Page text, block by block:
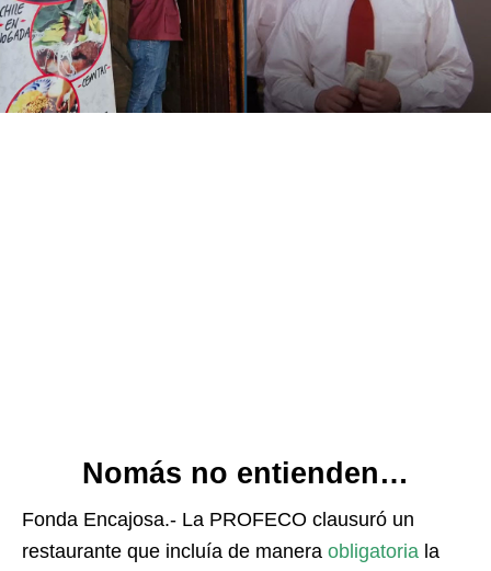
Nomás no entienden…
Fonda Encajosa.- La PROFECO clausuró un
restaurante que incluía de manera obligatoria la